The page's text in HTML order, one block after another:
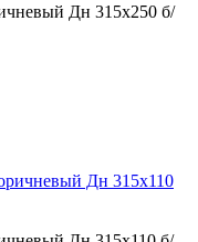
Дн 315х250 б/